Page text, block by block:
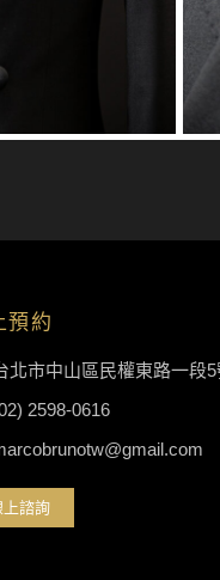
預約
北市中山區民權東路一段5
2598-0616
上諮詢